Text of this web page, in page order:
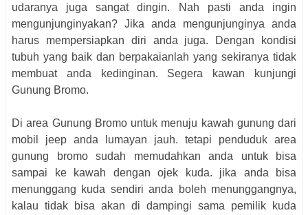
udaranya juga sangat dingin. Nah pasti anda ingin
mengunjunginyakan? Jika anda mengunjunginya anda
harus mempersiapkan diri anda juga. Dengan kondisi
tubuh yang baik dan berpakaianlah yang sekiranya tidak
membuat anda kedinginan. Segera kawan kunjungi
Gunung Bromo.
Di area Gunung Bromo untuk menuju kawah gunung dari
mobil jeep anda lumayan jauh. tetapi penduduk area
gunung bromo sudah memudahkan anda untuk bisa
sampai ke kawah dengan ojek kuda. jika anda bisa
menunggang kuda sendiri anda boleh menunggangnya,
kalau tidak bisa akan di dampingi sama pemilik kuda